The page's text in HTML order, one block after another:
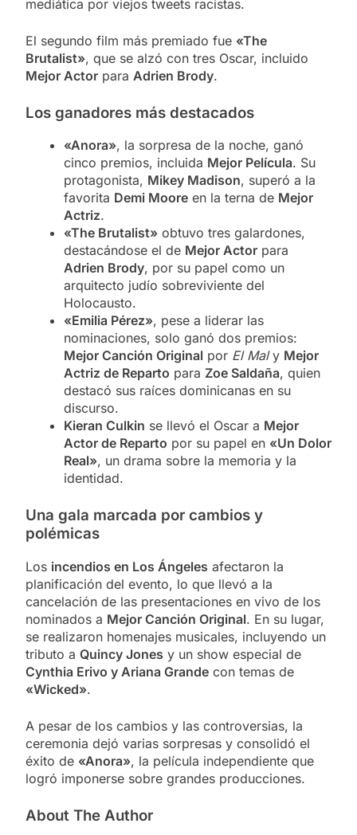
mediática por viejos tweets racistas.
El segundo film más premiado fue «The
Brutalist», que se alzó con tres Oscar, incluido
Mejor Actor para Adrien Brody.
Los ganadores más destacados
«Anora», la sorpresa de la noche, ganó
cinco premios, incluida Mejor Película. Su
protagonista, Mikey Madison, superó a la
favorita Demi Moore en la terna de Mejor
Actriz.
«The Brutalist» obtuvo tres galardones,
destacándose el de Mejor Actor para
Adrien Brody, por su papel como un
arquitecto judío sobreviviente del
Holocausto.
«Emilia Pérez», pese a liderar las
nominaciones, solo ganó dos premios:
Mejor Canción Original por El Maly Mejor
Actriz de Reparto para Zoe Saldaña, quien
destacó sus raíces dominicanas en su
discurso.
Kieran Culkin se llevó el Oscar a Mejor
Actor de Reparto por su papel en «Un Dolor
Real», un drama sobre la memoria y la
identidad.
Una gala marcada por cambios y
polémicas
Los incendios en Los Ángeles afectaron la
planificación del evento, lo que llevó a la
cancelación de las presentaciones en vivo de los
nominados a Mejor Canción Original. En su lugar,
se realizaron homenajes musicales, incluyendo un
tributo a Quincy Jones y un show especial de
Cynthia Erivo y Ariana Grande con temas de
«Wicked».
A pesar de los cambios y las controversias, la
ceremonia dejó varias sorpresas y consolidó el
éxito de «Anora», la película independiente que
logró imponerse sobre grandes producciones.
About The Author